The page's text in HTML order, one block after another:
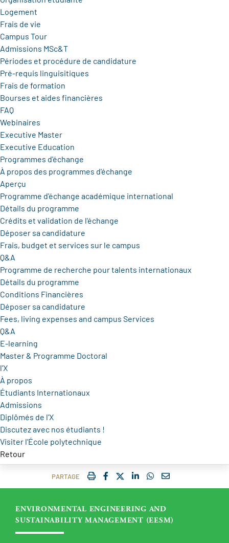
Logement
Frais de vie
Campus Tour
Admissions MSc&T
Périodes et procédure de candidature
Pré-requis linguisitiques
Frais de formation
Bourses et aides financières
FAQ
Webinaires
Executive Master
Executive Education
Programmes d'échange
À propos des programmes d'échange
Aperçu
Programme d'échange académique international
Détails du programme
Crédits et validation de l'échange
Déposer sa candidature
Frais, budget et services sur le campus
Q&A
Programme de recherche pour talents internationaux
Détails du programme
Conditions Financières
Déposer sa candidature
Fees, living expenses and campus Services
Q&A
E-learning
Master & Programme Doctoral
l'X
À propos
Étudiants Internationaux
Admissions
Diplômés de l'X
Discutez avec nos étudiants !
Visiter l'École polytechnique
Retour
PARTAGE IMPRIMERFACEBOOK
TWITTER
SHARE ON LINKEDIN
SHARE ON
COURRIEL
ENVIRONMENTAL ENGINEERING AND
SUSTAINABILITY MANAGEMENT (EESM)